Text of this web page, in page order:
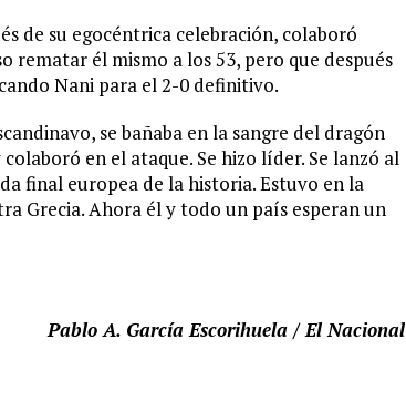
de su egocéntrica celebración, colaboró
él mismo a los 53, pero que después
Nani para el 2-0 definitivo.
se bañaba en la sangre del dragón
en el ataque. Se hizo líder. Se lanzó al
final europea de la historia. Estuvo en la
Grecia. Ahora él y todo un país esperan un
Pablo A. García Escorihuela / El Nacional